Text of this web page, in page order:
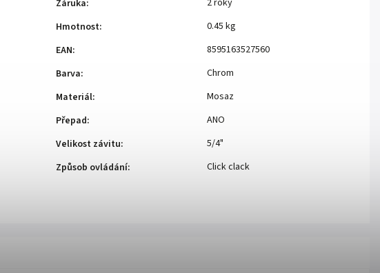
Záruka:
2 roky
Hmotnost:
0.45 kg
EAN:
8595163527560
Barva:
Chrom
Materiál:
Mosaz
Přepad:
ANO
Velikost závitu:
5/4"
Způsob ovládání: Click clack